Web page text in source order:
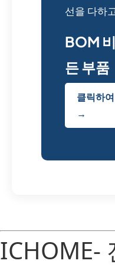
선을 다하
BOM
든 부품
클릭하
→
ICHOME-